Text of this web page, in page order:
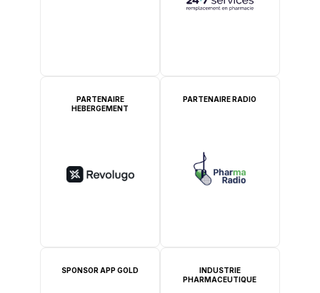
PARTENAIRE
HEBERGEMENT
PARTENAIRE RADIO
SPONSOR APP GOLD
INDUSTRIE
PHARMACEUTIQUE